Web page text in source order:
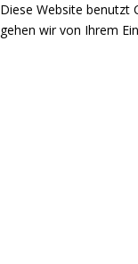
Diese Website benutzt
gehen wir von Ihrem